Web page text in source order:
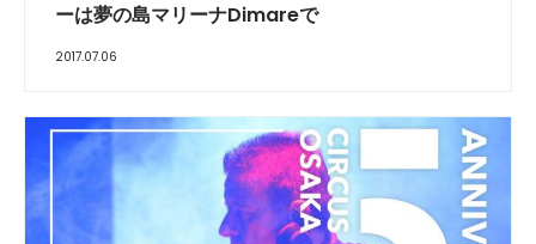
ーは夢の島マリーナDimareで
2017.07.06